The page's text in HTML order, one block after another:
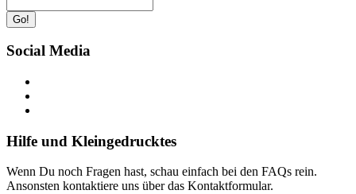
Go!
Social Media
Hilfe und Kleingedrucktes
Wenn Du noch Fragen hast, schau einfach bei den FAQs rein.
Ansonsten kontaktiere uns über das Kontaktformular.